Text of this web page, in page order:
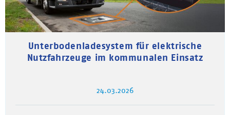
Unterbodenladesystem für elektrische
Nutzfahrzeuge im kommunalen Einsatz
24.03.2026